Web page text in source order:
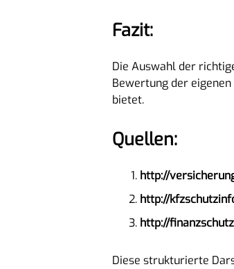
Fazit:
Die Auswahl der
Bewertung der
bietet.
Quellen:
http://
http://
http://
Diese strukturierte